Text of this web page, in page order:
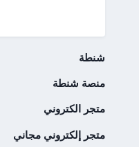
شنطة
منصة شنطة
متجر الكتروني
متجر إلكتروني مجاني